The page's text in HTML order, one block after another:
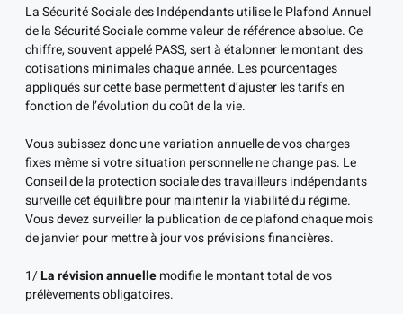
La Sécurité Sociale des Indépendants utilise le Plafond Annuel
de la Sécurité Sociale comme valeur de référence absolue. Ce
chiffre, souvent appelé PASS, sert à étalonner le montant des
cotisations minimales chaque année. Les pourcentages
appliqués sur cette base permettent d’ajuster les tarifs en
fonction de l’évolution du coût de la vie.
Vous subissez donc une variation annuelle de vos charges
fixes même si votre situation personnelle ne change pas. Le
Conseil de la protection sociale des travailleurs indépendants
surveille cet équilibre pour maintenir la viabilité du régime.
Vous devez surveiller la publication de ce plafond chaque mois
de janvier pour mettre à jour vos prévisions financières.
1/La révision annuellemodifie le montant total de vos
prélèvements obligatoires.